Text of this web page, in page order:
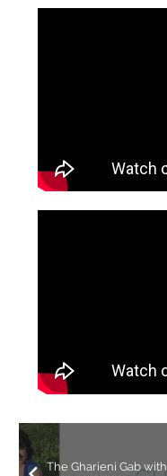
The Gharieni Gab with